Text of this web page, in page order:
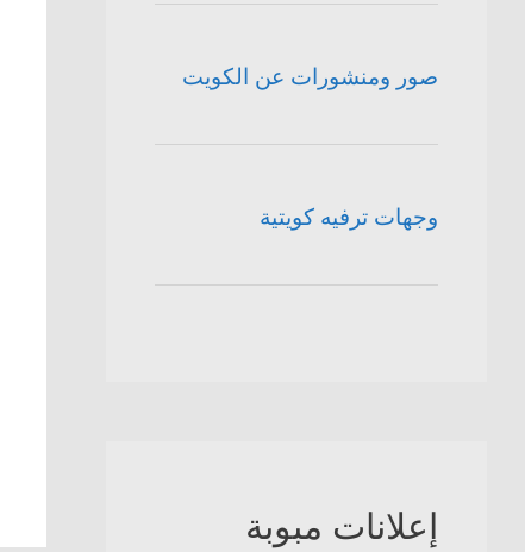
صور ومنشورات عن الكويت
وجهات ترفيه كويتية
إعلانات مبوبة